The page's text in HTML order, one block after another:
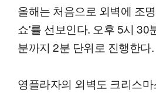
올해는 처음으로 외벽에 조
쇼'를 선보인다. 오후 5시 30
분까지 2분 단위로 진행한다.
영플라자의 외벽도 크리스